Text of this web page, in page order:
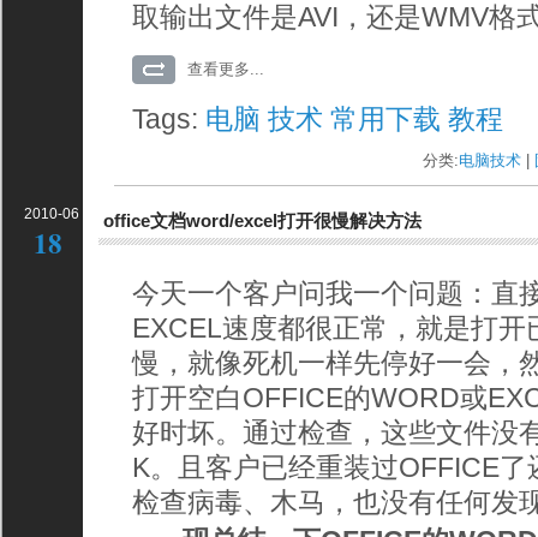
取输出文件是AVI，还是WMV格
查看更多...
Tags: 电脑 技术 常用下载 教程
分类:电脑技术
2010-06
18
office文档word/excel打开很慢解决方法
今天一个客户问我一个问题：直
EXCEL速度都很正常，就是打
慢，就像死机一样先停好一会，
打开空白OFFICE的WORD或
好时坏。通过检查，这些文件没
K。且客户已经重装过OFFICE
检查病毒、木马，也没有任何发